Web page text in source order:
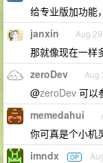
给专业版加功能
janxin Aug
那就像现在一样
zeroDev Aug
@zeroDev 可以
memedahui
你可真是个小机
imndx OP